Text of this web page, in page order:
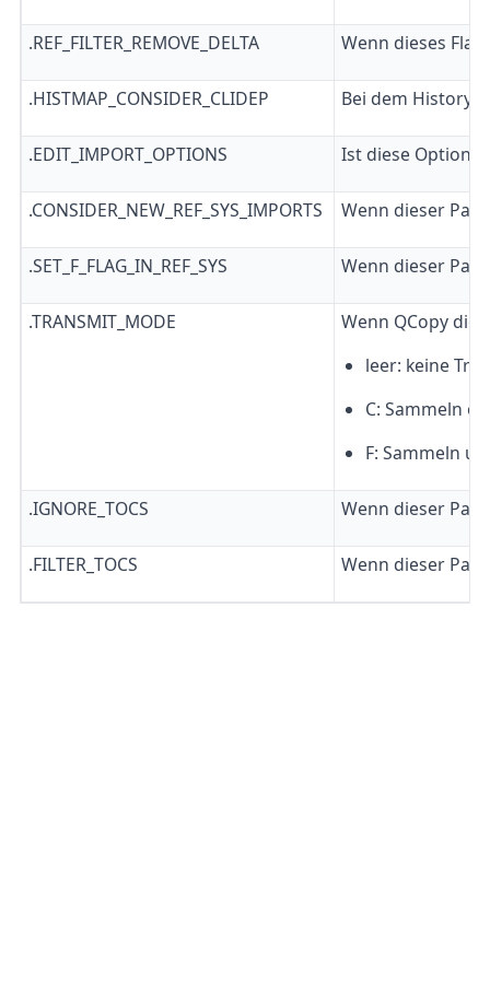
.REF_FILTER_REMOVE_DELTA Wenn dieses
.HISTMAP_CONSIDER_CLIDEP Bei dem History
.EDIT_IMPORT_OPTIONS Ist diese Option
.CONSIDER_NEW_REF_SYS_IMPORTS Wenn dieser
.SET_F_FLAG_IN_REF_SYS Wenn dieser
.TRANSMIT_MODE
Wenn QCopy
leer: keine
C: Sammeln
F: Sammeln
.IGNORE_TOCS Wenn dieser
.FILTER_TOCS Wenn dieser